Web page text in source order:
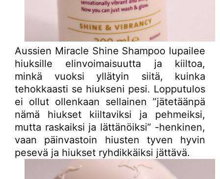
Aussien Miracle Shine Shampoo lupailee
hiuksille elinvoimaisuutta ja kiiltoa,
minkä vuoksi yllätyin siitä, kuinka
tehokkaasti se hiukseni pesi. Lopputulos
ei ollut ollenkaan sellainen ”jätetäänpä
nämä hiukset kiiltaviksi ja pehmeiksi,
mutta raskaiksi ja lättänöiksi” -henkinen,
vaan päinvastoin hiusten tyven hyvin
pesevä ja hiukset ryhdikkäiksi jättävä.